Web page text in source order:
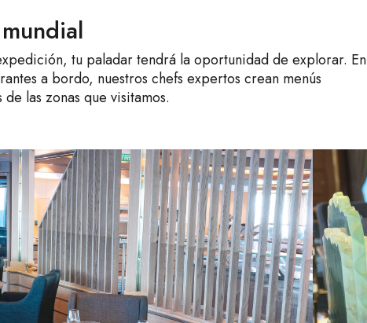
tu paladar tendrá la oportunidad de explorar. En
a bordo, nuestros chefs expertos crean menús
las zonas que visitamos.